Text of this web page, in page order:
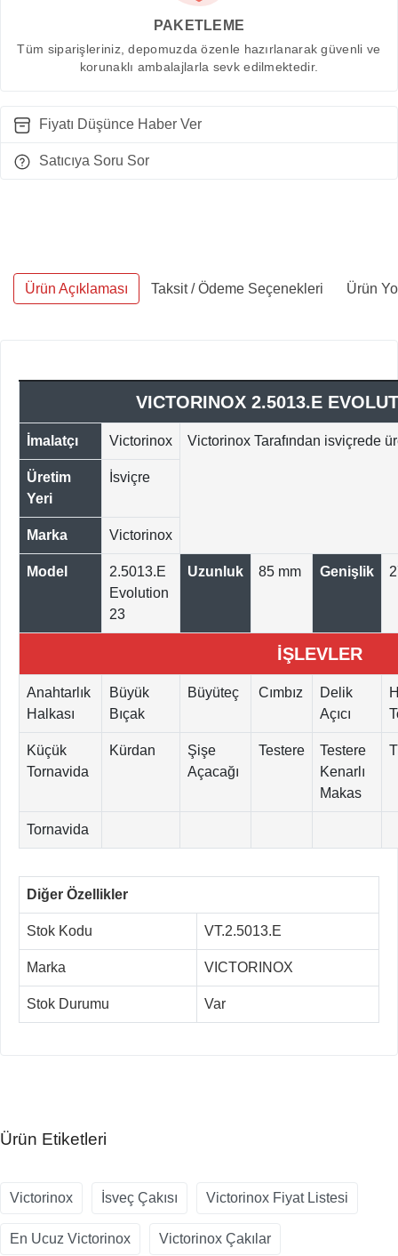
PAKETLEME
Tüm siparişleriniz, depomuzda özenle hazırlanarak güvenli ve
korunaklı ambalajlarla sevk edilmektedir.
Fiyatı Düşünce Haber Ver
Satıcıya Soru Sor
Ürün Açıklaması Taksit / Ödeme Seçenekleri Ürün
VICTORINOX 2.5013.E
İmalatçı Victorinox Victorinox Tarafından isviçrede
Üretim
Yeri
İsviçre
Marka Victorinox
Model
2.5013.E
Evolution
23
Uzunluk 85 mm Genişlik
İŞLEVLER
Anahtarlık
Halkası
Büyük
Bıçak
Büyüteç Cımbız
Delik
Açıcı
Küçük
Tornavida
Kürdan
Şişe
Açacağı
Testere
Testere
Kenarlı
Makas
Tornavida
Diğer Özellikler
Stok Kodu VT.2.5013.E
Marka VICTORINOX
Stok Durumu Var
Ürün Etiketleri
Victorinox İsveç Çakısı Victorinox Fiyat Listesi
En Ucuz Victorinox Victorinox Çakılar